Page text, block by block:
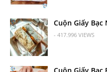
Cuộn Giấy
- 417.996 VIEWS
Cuộn Giấy Bạc